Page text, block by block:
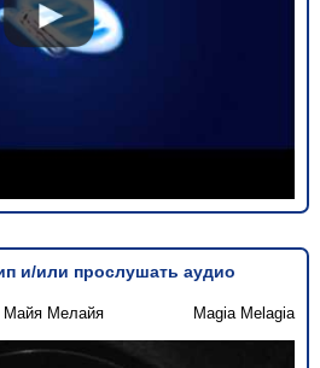
и/или прослушать аудио
Майя Мелайя Magia Melagia